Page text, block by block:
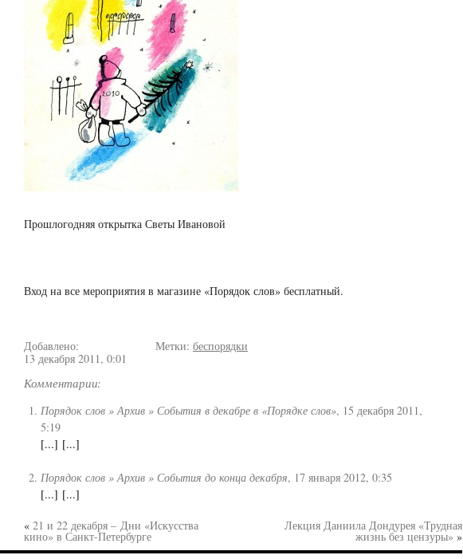
Прошлогодняя открытка Светы Ивановой
Вход на все мероприятия в магазине «Порядок слов» бесплатный.
Добавлено:
13 декабря 2011, 0:01
Метки: беспорядки
Комментарии:
Порядок слов » Архив » События в декабре в «Порядке слов», 15 декабря 2011,
5:19
[...] [...]
Порядок слов » Архив » События до конца декабря, 17 января 2012, 0:35
[...] [...]
« 21 и 22 декабря – Дни «Искусства
кино» в Санкт-Петербурге
Лекция Даниила Дондурея «Трудная
жизнь без цензуры» »